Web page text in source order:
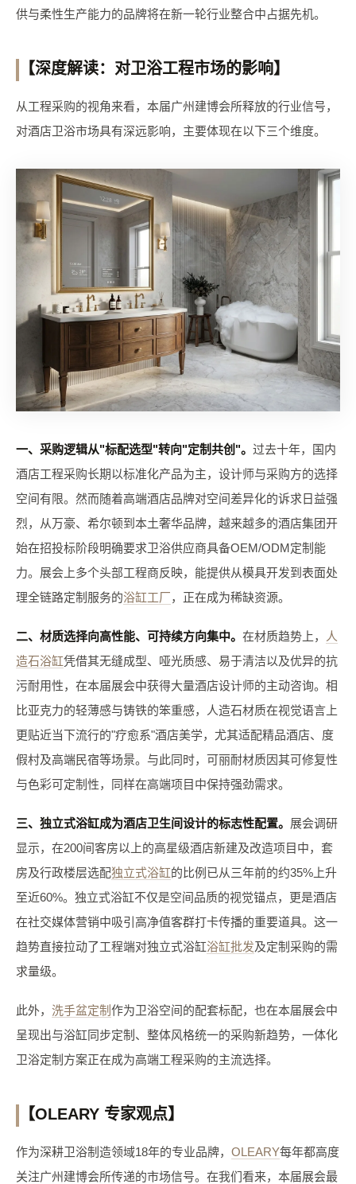
供与柔性生产能力的品牌将在新一轮行业整合中占据先机。
【深度解读：对卫浴工程市场的影响】
从工程采购的视角来看，本届广州建博会所释放的行业信号，
对酒店卫浴市场具有深远影响，主要体现在以下三个维度。
一、采购逻辑从"标配选型"转向"定制共创"。 过去十年，国内
酒店工程采购长期以标准化产品为主，设计师与采购方的选择
空间有限。然而随着高端酒店品牌对空间差异化的诉求日益强
烈，从万豪、希尔顿到本土奢华品牌，越来越多的酒店集团开
始在招投标阶段明确要求卫浴供应商具备OEM/ODM定制能
力。展会上多个头部工程商反映，能提供从模具开发到表面处
理全链路定制服务的浴缸工厂，正在成为稀缺资源。
二、材质选择向高性能、可持续方向集中。 在材质趋势上，
人
造石浴缸凭借其无缝成型、哑光质感、易于清洁以及优异的抗
污耐用性，在本届展会中获得大量酒店设计师的主动咨询。相
比亚克力的轻薄感与铸铁的笨重感，人造石材质在视觉语言上
更贴近当下流行的"疗愈系"酒店美学，尤其适配精品酒店、度
假村及高端民宿等场景。与此同时，可丽耐材质因其可修复性
与色彩可定制性，同样在高端项目中保持强劲需求。
三、独立式浴缸成为酒店卫生间设计的标志性配置。 展会调研
显示，在200间客房以上的高星级酒店新建及改造项目中，套
房及行政楼层选配独立式浴缸的比例已从三年前的约35%上升
至近60%。独立式浴缸不仅是空间品质的视觉锚点，更是酒店
在社交媒体营销中吸引高净值客群打卡传播的重要道具。这一
趋势直接拉动了工程端对独立式浴缸浴缸批发及定制采购的需
求量级。
此外， 洗手盆定制作为卫浴空间的配套标配，也在本届展会中
呈现出与浴缸同步定制、整体风格统一的采购新趋势，一体化
卫浴定制方案正在成为高端工程采购的主流选择。
【OLEARY 专家观点】
作为深耕卫浴制造领域18年的专业品牌， OLEARY每年都高度
关注广州建博会所传递的市场信号。在我们看来，本届展会最